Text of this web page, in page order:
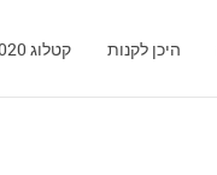
היכן לקנות קטלוג 2020